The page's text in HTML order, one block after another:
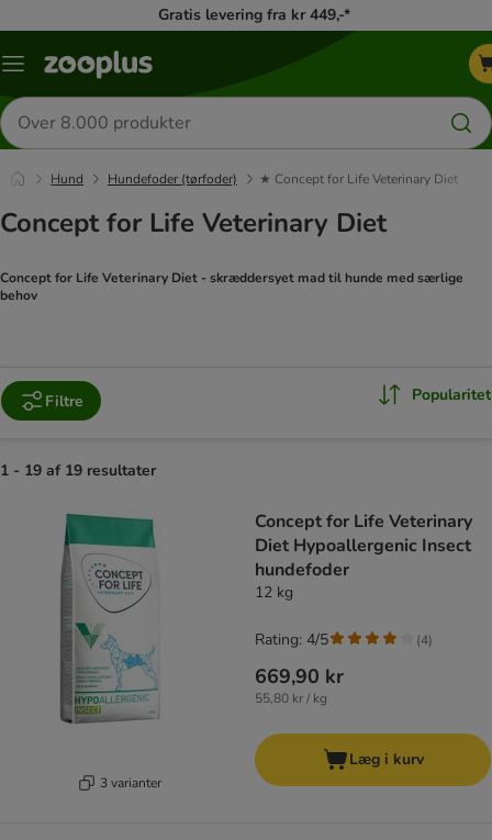
Gratis levering fra kr 449,-*
Menu
Søg
efter
produkter
Hund Hundefoder (tørfoder) ★ Concept for Life Veterinary Diet
Concept for Life Veterinary Diet
Concept for Life Veterinary Diet - skræddersyet mad til hunde med særlige
behov
Filtre Popularitet
1 - 19 af 19 resultater
3 varianter
Concept for Life Veterinary
Diet Hypoallergenic Insect
hundefoder
12 kg
669,90 kr
55,80 kr / kg
Rating: 4/5 (4)
Læg i kurv